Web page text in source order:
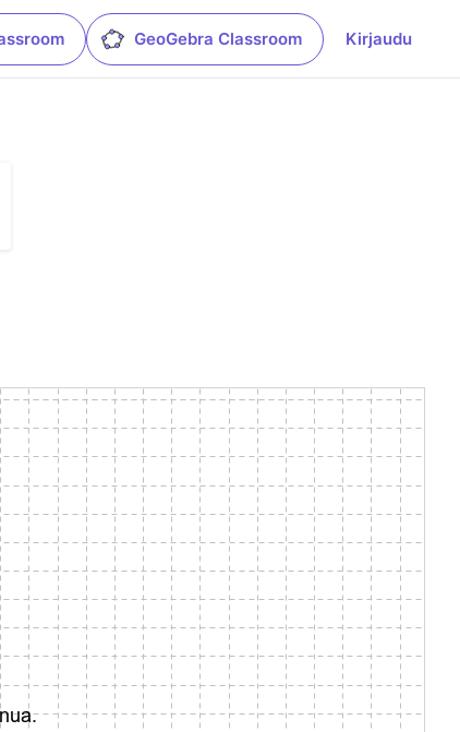
GeoGebra Classroom Kirjaudu